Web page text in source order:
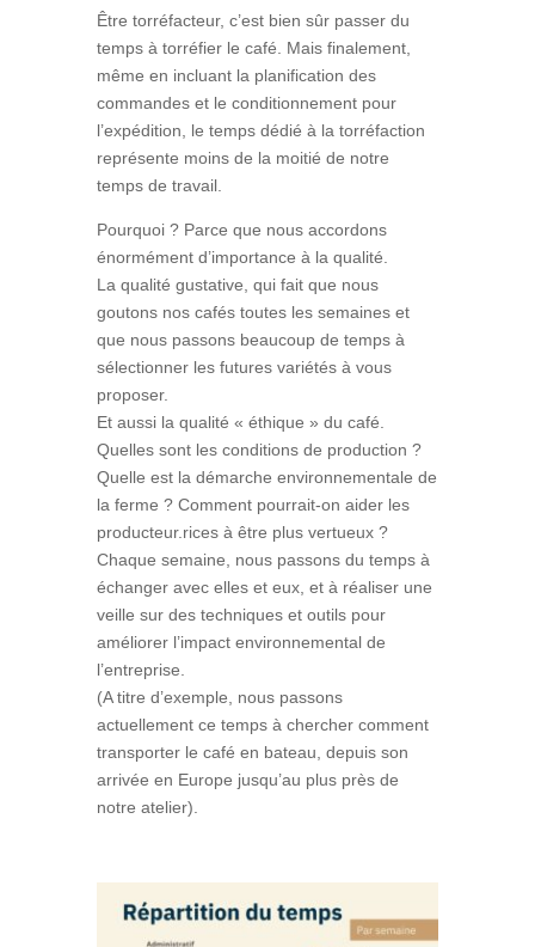
Être torréfacteur, c’est bien sûr passer du
temps à torréfier le café. Mais finalement,
même en incluant la planification des
commandes et le conditionnement pour
l’expédition, le temps dédié à la torréfaction
représente moins de la moitié de notre
temps de travail.
Pourquoi ? Parce que nous accordons
énormément d’importance à la qualité.
La qualité gustative, qui fait que nous
goutons nos cafés toutes les semaines et
que nous passons beaucoup de temps à
sélectionner les futures variétés à vous
proposer.
Et aussi la qualité « éthique » du café.
Quelles sont les conditions de production ?
Quelle est la démarche environnementale de
la ferme ? Comment pourrait-on aider les
producteur.rices à être plus vertueux ?
Chaque semaine, nous passons du temps à
échanger avec elles et eux, et à réaliser une
veille sur des techniques et outils pour
améliorer l’impact environnemental de
l’entreprise.
(A titre d’exemple, nous passons
actuellement ce temps à chercher comment
transporter le café en bateau, depuis son
arrivée en Europe jusqu’au plus près de
notre atelier).